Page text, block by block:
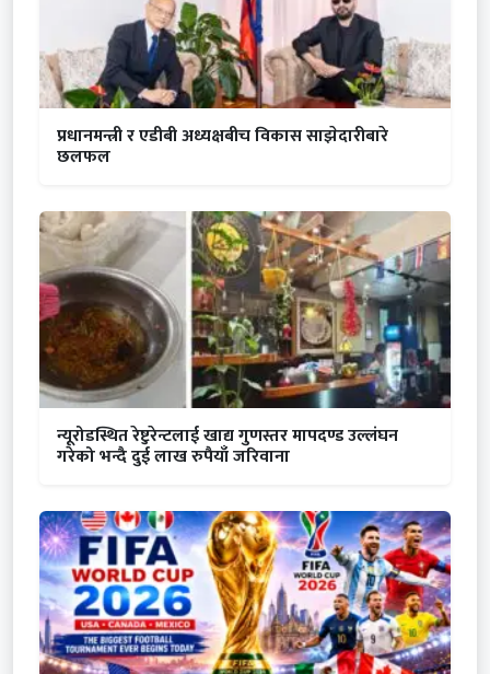
प्रधानमन्त्री र एडीबी अध्यक्षबीच विकास साझेदारीबारे
छलफल
न्यूरोडस्थित रेष्टुरेन्टलाई खाद्य गुणस्तर मापदण्ड उल्लंघन
गरेको भन्दै दुई लाख रुपैयाँ जरिवाना